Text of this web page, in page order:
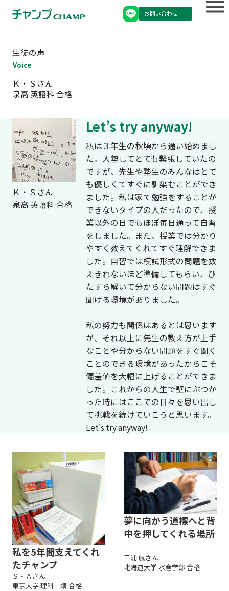
お問い合わせ
生徒の声
Voice
Ｋ・Ｓさん
泉高 英語科 合格
Ｋ・Ｓさん
泉高 英語科 合格
Let’s try anyway!
私は３年生の秋頃から通い始めまし
た。入塾してとても緊張していたの
ですが、先生や塾生のみんなはとて
も優しくてすぐに馴染むことができ
ました。私は家で勉強をすることが
できないタイプの人だったので、授
業以外の日でもほぼ毎日通って自習
をしました。また、授業では分かり
やすく教えてくれてすぐ理解できま
した。自習では模試形式の問題を数
えきれないほど準備してもらい、ひ
たすら解いて分からない問題はすぐ
聞ける環境がありました。
私の努力も関係はあるとは思います
が、それ以上に先生の教え方が上手
なことや分からない問題をすぐ聞く
ことのできる環境があったからこそ
偏差値を大幅に上げることができま
した。これからの人生で壁にぶつか
った時にはここでの日々を思い出し
て挑戦を続けていこうと思います。
Let’s try anyway!
私を5年間支えてくれ
たチャンプ
Ｓ・Ａさん
東京大学 理科Ⅰ類 合格
夢に向かう道標へと背
中を押してくれる場所
三浦 航さん
北海道大学 水産学部 合格